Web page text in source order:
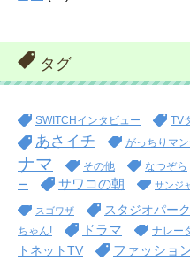
タグ
SWITCHインタビュー TV
あさイチ がっちりマ
ナマ
その他 なつぞら
ー
サワコの朝 サンジ
スゴワザ スタジオパーク
ちゃん!
ドラマ ナレー
トネットTV
ファッショ